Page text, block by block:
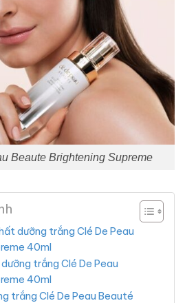
Beaute Brightening Supreme
dưỡng trắng Clé De Peau
40ml
trắng Clé De Peau
40ml
trắng Clé De Peau Beauté